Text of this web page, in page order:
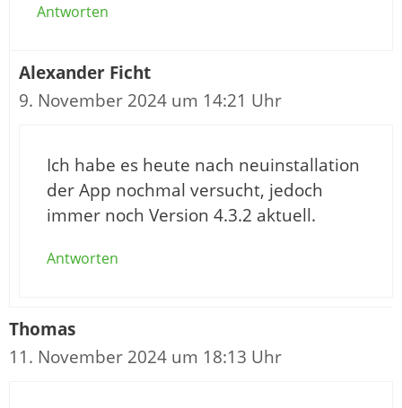
Antworten
Alexander Ficht
9. November 2024 um 14:21 Uhr
Ich habe es heute nach neuinstallation
der App nochmal versucht, jedoch
immer noch Version 4.3.2 aktuell.
Antworten
Thomas
11. November 2024 um 18:13 Uhr